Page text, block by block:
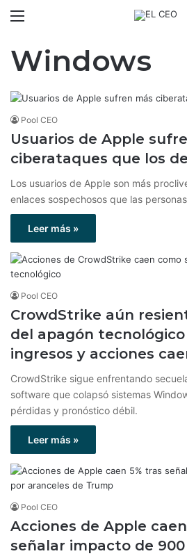
Windows
Pool CEO
Usuarios de Apple
ciberataques que los
Los usuarios de Apple son más
enlaces sospechosos que las
Leer más »
Pool CEO
CrowdStrike aún
del apagón
ingresos y acciones
CrowdStrike sigue enfrentando
software que colapsó sistemas
pérdidas y pronóstico débil.
Leer más »
Pool CEO
Acciones de Apple
señalar impacto de